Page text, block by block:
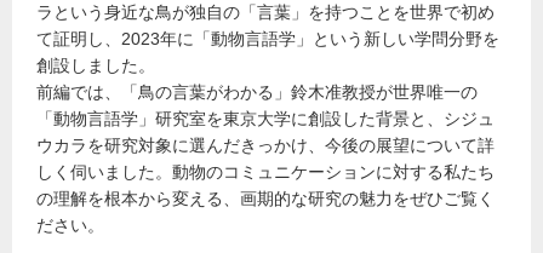
ラという身近な鳥が独自の「言葉」を持つことを世界で初め
て証明し、2023年に「動物言語学」という新しい学問分野を
創設しました。
前編では、「鳥の言葉がわかる」鈴木准教授が世界唯一の
「動物言語学」研究室を東京大学に創設した背景と、シジュ
ウカラを研究対象に選んだきっかけ、今後の展望について詳
しく伺いました。動物のコミュニケーションに対する私たち
の理解を根本から変える、画期的な研究の魅力をぜひご覧く
ださい。